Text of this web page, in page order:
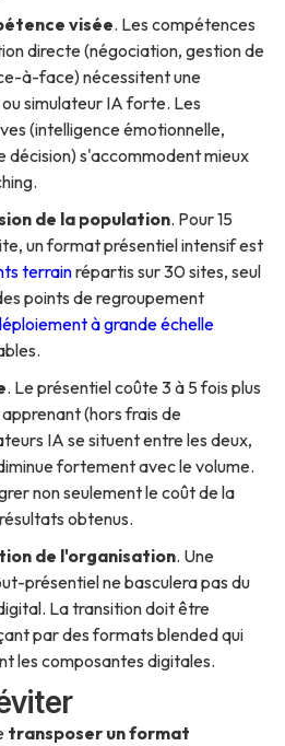
visée. Les compétences
directe (négociation, gestion de
à-face) nécessitent une
simulateur IA forte. Les
(intelligence émotionnelle,
décision) s'accommodent mieux
de la population. Pour 15
un format présentiel intensif est
terrainrépartis sur 30 sites, seul
points de regroupement
à grande échelle
. Le présentiel coûte 3 à 5 fois plus
(hors frais de
IA se situent entre les deux,
fortement avec le volume.
non seulement le coût de la
obtenus.
de l'organisation. Une
présentiel ne basculera pas du
La transition doit être
par des formats blended qui
les composantes digitales.
transposer un format